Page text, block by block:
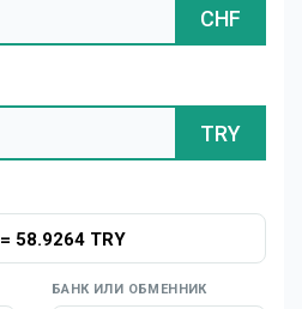
Валюты
CHF
TRY
= 58.9264 TRY
БАНК ИЛИ ОБМЕННИК